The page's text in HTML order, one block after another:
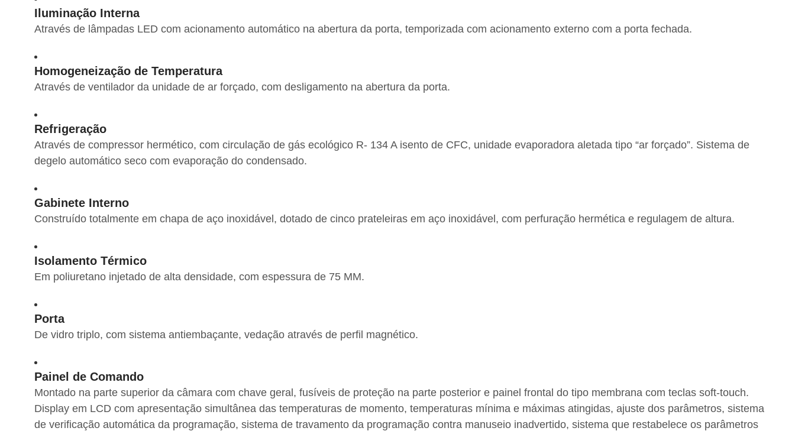
Iluminação Interna
Através de lâmpadas LED com acionamento automático na abertura da porta, temporizada com acionamento externo com a porta fechada.
Homogeneização de Temperatura
Através de ventilador da unidade de ar forçado, com desligamento na abertura da porta.
Refrigeração
Através de compressor hermético, com circulação de gás ecológico R- 134 A isento de CFC, unidade evaporadora aletada tipo “ar forçado”. Sistema de
degelo automático seco com evaporação do condensado.
Gabinete Interno
Construído totalmente em chapa de aço inoxidável, dotado de cinco prateleiras em aço inoxidável, com perfuração hermética e regulagem de altura.
Isolamento Térmico
Em poliuretano injetado de alta densidade, com espessura de 75 MM.
Porta
De vidro triplo, com sistema antiembaçante, vedação através de perfil magnético.
Painel de Comando
Montado na parte superior da câmara com chave geral, fusíveis de proteção na parte posterior e painel frontal do tipo membrana com teclas soft-touch.
Display em LCD com apresentação simultânea das temperaturas de momento, temperaturas mínima e máximas atingidas, ajuste dos parâmetros, sistema
de verificação automática da programação, sistema de travamento da programação contra manuseio inadvertido, sistema que restabelece os parâmetros